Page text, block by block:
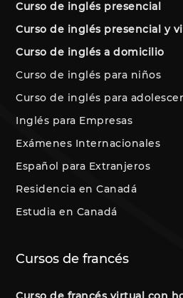
Curso de inglés presencial
Curso de inglés presencial y
Curso de inglés a domicilio
Curso de inglés para niños
Curso de inglés para
Inglés para Empresas
Exámenes Internacionales
Español para Extranjeros
Residencia en Canadá
Estudia en Canadá
Cursos de francés